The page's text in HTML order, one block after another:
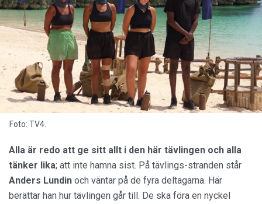
Foto: TV4.
Alla är redo att ge sitt allt i den här tävlingen och alla
tänker lika; att inte hamna sist. På tävlings-stranden står
Anders Lundin och väntar på de fyra deltagarna. Här
berättar han hur tävlingen går till. De ska föra en nyckel